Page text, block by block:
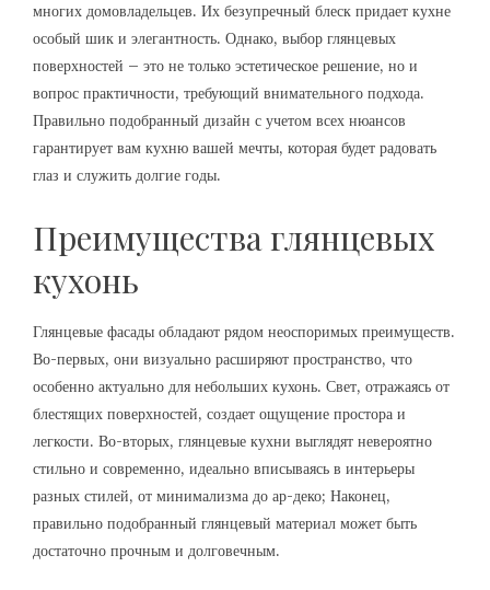
многих домовладельцев. Их безупречный блеск придает кухне
особый шик и элегантность. Однако, выбор глянцевых
поверхностей – это не только эстетическое решение, но и
вопрос практичности, требующий внимательного подхода.
Правильно подобранный дизайн с учетом всех нюансов
гарантирует вам кухню вашей мечты, которая будет радовать
глаз и служить долгие годы.
Преимущества глянцевых
кухонь
Глянцевые фасады обладают рядом неоспоримых преимуществ.
Во-первых, они визуально расширяют пространство, что
особенно актуально для небольших кухонь. Свет, отражаясь от
блестящих поверхностей, создает ощущение простора и
легкости. Во-вторых, глянцевые кухни выглядят невероятно
стильно и современно, идеально вписываясь в интерьеры
разных стилей, от минимализма до ар-деко; Наконец,
правильно подобранный глянцевый материал может быть
достаточно прочным и долговечным.